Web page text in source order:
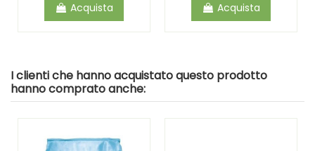
Acquista Acquista
I clienti che hanno acquistato questo prodotto
hanno comprato anche: